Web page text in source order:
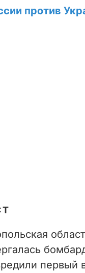
против
первый